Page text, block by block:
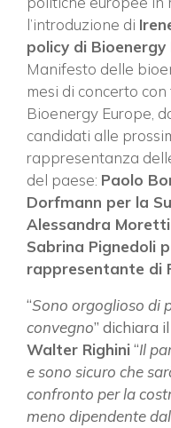
l’introduzione di
policy di Bioenergy
Manifesto delle
mesi di concerto
Bioenergy Europe,
candidati alle
rappresentanza
del paese: Paolo
Dorfmann per la
Alessandra
Sabrina Pignedoli
rappresentante di
“Sono orgoglioso di
convegno” dichiara il
Walter Righini “Il
e sono sicuro che
confronto per la
meno dipendente
Vuoi
FIPER e
ISCRIVITI